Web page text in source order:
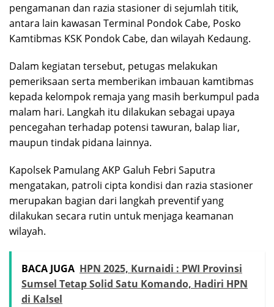
pengamanan dan razia stasioner di sejumlah titik,
antara lain kawasan Terminal Pondok Cabe, Posko
Kamtibmas KSK Pondok Cabe, dan wilayah Kedaung.
Dalam kegiatan tersebut, petugas melakukan
pemeriksaan serta memberikan imbauan kamtibmas
kepada kelompok remaja yang masih berkumpul pada
malam hari. Langkah itu dilakukan sebagai upaya
pencegahan terhadap potensi tawuran, balap liar,
maupun tindak pidana lainnya.
Kapolsek Pamulang AKP Galuh Febri Saputra
mengatakan, patroli cipta kondisi dan razia stasioner
merupakan bagian dari langkah preventif yang
dilakukan secara rutin untuk menjaga keamanan
wilayah.
BACA JUGA HPN 2025, Kurnaidi : PWI Provinsi
Sumsel Tetap Solid Satu Komando, Hadiri HPN
di Kalsel